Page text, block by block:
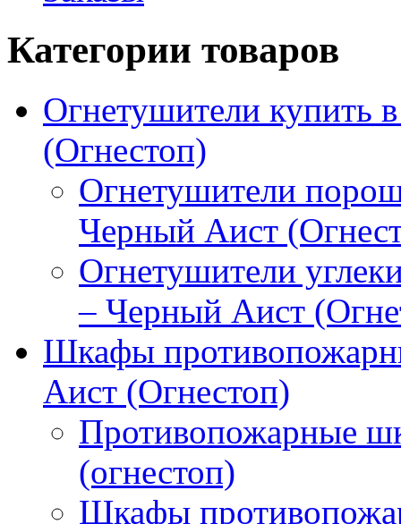
Категории товаров
Огнетушители
(Огнестоп)
Огнетушители
Черный Аист
Огнетушители
– Черный Аист
Шкафы
Аист (Огнестоп)
Противопожарные
(огнестоп)
Шкафы